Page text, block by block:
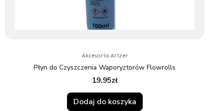
Akcesoria Arizer
Płyn do Czyszczenia Waporyztorów Flowrolls
19.95zł
Dodaj do koszyka